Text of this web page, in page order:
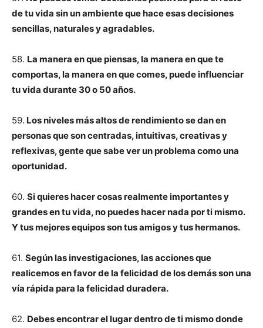
de tu vida sin un ambiente que hace esas decisiones
sencillas, naturales y agradables.
58. La manera en que piensas, la manera en que te
comportas, la manera en que comes, puede influenciar
tu vida durante 30 o 50 años.
59. Los niveles más altos de rendimiento se dan en
personas que son centradas, intuitivas, creativas y
reflexivas, gente que sabe ver un problema como una
oportunidad.
60. Si quieres hacer cosas realmente importantes y
grandes en tu vida, no puedes hacer nada por ti mismo.
Y tus mejores equipos son tus amigos y tus hermanos.
61. Según las investigaciones, las acciones que
realicemos en favor de la felicidad de los demás son una
vía rápida para la felicidad duradera.
62. Debes encontrar el lugar dentro de ti mismo donde